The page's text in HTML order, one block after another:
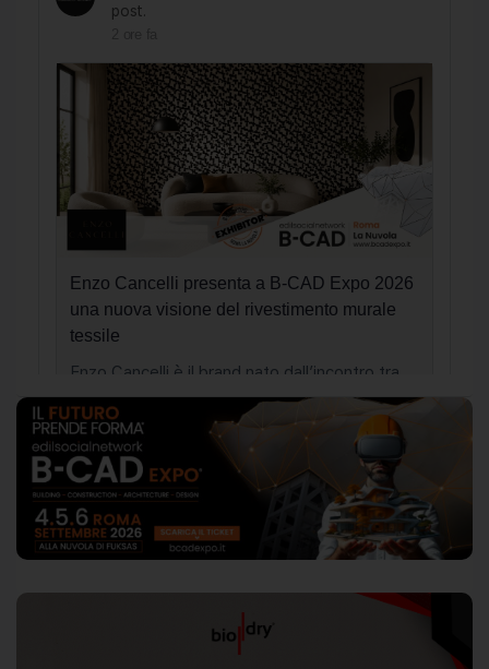
post.
Enzo Cancelli presenta a B-CAD Expo 2026
una nuova visione del rivestimento murale
tessile
Enzo Cancelli è il brand nato dall’incontro tra
l’esperienza ultracentenaria di Cancelli Parati,
storico punto di […]
Federica Seregniha pubblicato un nuovo